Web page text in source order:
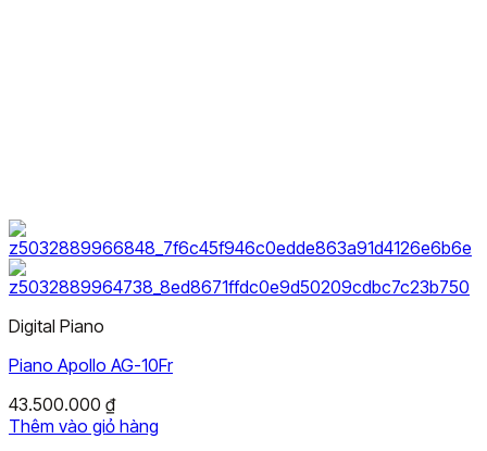
Digital Piano
Piano Apollo AG-10Fr
43.500.000 ₫
Thêm vào giỏ hàng